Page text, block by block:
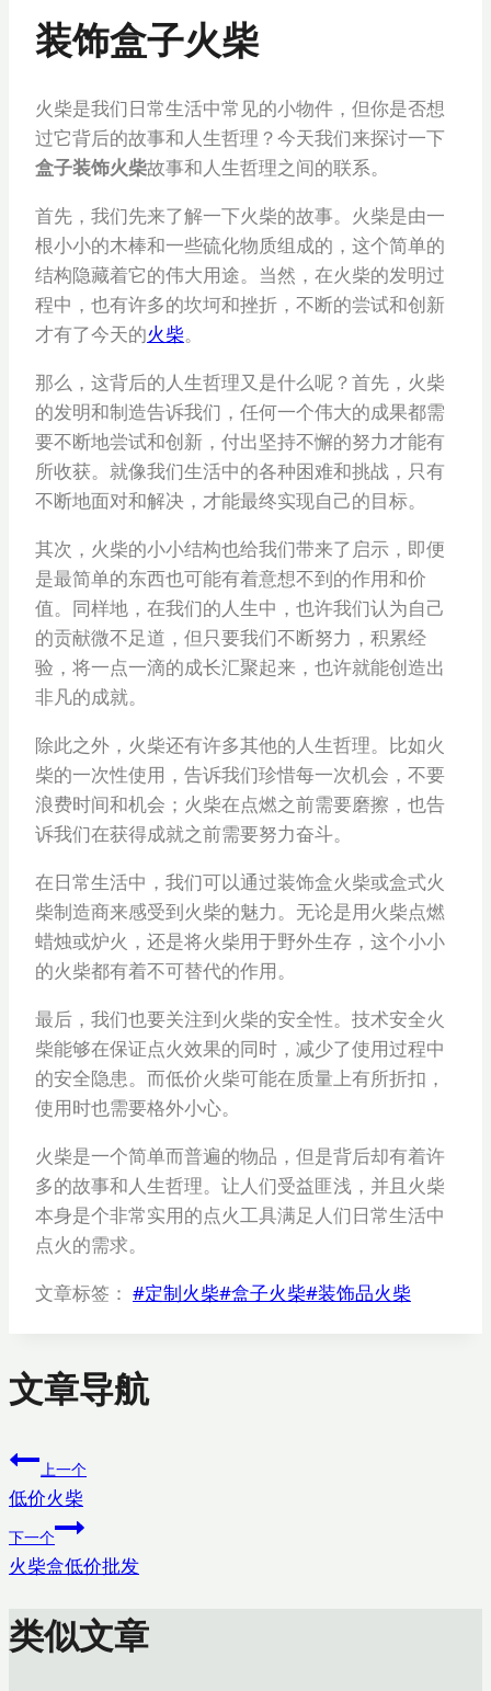
装饰盒子火柴
火柴是我们日常生活中常见的小物件，但你是否想
过它背后的故事和人生哲理？今天我们来探讨一下
盒子装饰火柴故事和人生哲理之间的联系。
首先，我们先来了解一下火柴的故事。火柴是由一
根小小的木棒和一些硫化物质组成的，这个简单的
结构隐藏着它的伟大用途。当然，在火柴的发明过
程中，也有许多的坎坷和挫折，不断的尝试和创新
才有了今天的火柴。
那么，这背后的人生哲理又是什么呢？首先，火柴
的发明和制造告诉我们，任何一个伟大的成果都需
要不断地尝试和创新，付出坚持不懈的努力才能有
所收获。就像我们生活中的各种困难和挑战，只有
不断地面对和解决，才能最终实现自己的目标。
其次，火柴的小小结构也给我们带来了启示，即便
是最简单的东西也可能有着意想不到的作用和价
值。同样地，在我们的人生中，也许我们认为自己
的贡献微不足道，但只要我们不断努力，积累经
验，将一点一滴的成长汇聚起来，也许就能创造出
非凡的成就。
除此之外，火柴还有许多其他的人生哲理。比如火
柴的一次性使用，告诉我们珍惜每一次机会，不要
浪费时间和机会；火柴在点燃之前需要磨擦，也告
诉我们在获得成就之前需要努力奋斗。
在日常生活中，我们可以通过装饰盒火柴或盒式火
柴制造商来感受到火柴的魅力。无论是用火柴点燃
蜡烛或炉火，还是将火柴用于野外生存，这个小小
的火柴都有着不可替代的作用。
最后，我们也要关注到火柴的安全性。技术安全火
柴能够在保证点火效果的同时，减少了使用过程中
的安全隐患。而低价火柴可能在质量上有所折扣，
使用时也需要格外小心。
火柴是一个简单而普遍的物品，但是背后却有着许
多的故事和人生哲理。让人们受益匪浅，并且火柴
本身是个非常实用的点火工具满足人们日常生活中
点火的需求。
文章标签： #定制火柴#盒子火柴#装饰品火柴
文章导航
上一个
低价火柴
下一个
火柴盒低价批发
类似文章